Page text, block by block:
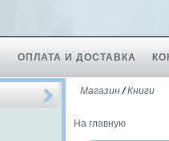
ОПЛАТА И ДОСТАВКА
Магазин/Книги
На главную